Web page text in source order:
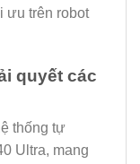
ưu trên robot
quyết các
thống tự
Ultra, mang